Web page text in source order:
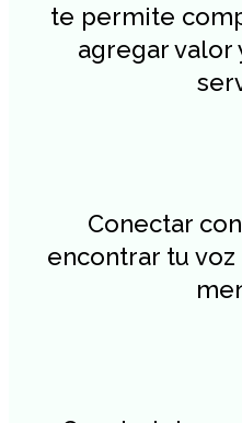
te permite
agregar valor
Conectar
encontrar tu